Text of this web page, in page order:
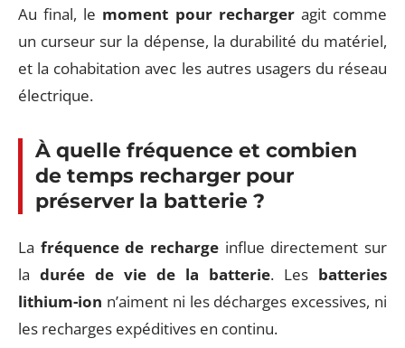
Au final, le moment pour rechargeragit comme
un curseur sur la dépense, la durabilité du matériel,
et la cohabitation avec les autres usagers du réseau
électrique.
À quelle fréquence et combien
de temps recharger pour
préserver la batterie ?
La fréquence de recharge influe directement sur
la durée de vie de la batterie. Les batteries
lithium-ion n’aiment ni les décharges excessives, ni
les recharges expéditives en continu.